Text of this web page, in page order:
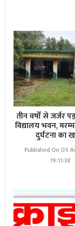
Read More
पर हुआ स्थानांतरण;
रहीं विपणन
तीन वर्षों से जर्जर
विद्यालय भवन,
दुर्घटना का
Published On 05
19:11:38